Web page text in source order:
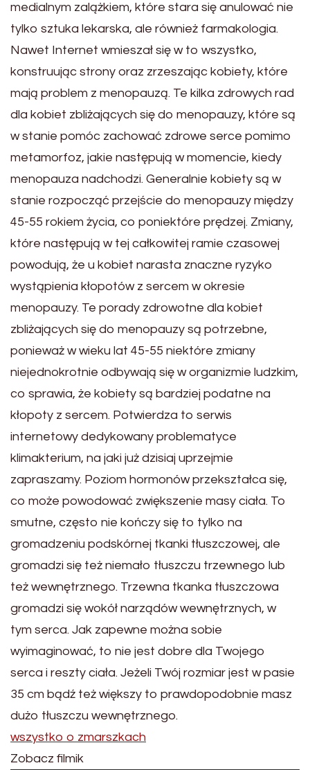
medialnym zalążkiem, które stara się anulować nie
tylko sztuka lekarska, ale również farmakologia.
Nawet Internet wmieszał się w to wszystko,
konstruując strony oraz zrzeszając kobiety, które
mają problem z menopauzą. Te kilka zdrowych rad
dla kobiet zbliżających się do menopauzy, które są
w stanie pomóc zachować zdrowe serce pomimo
metamorfoz, jakie następują w momencie, kiedy
menopauza nadchodzi. Generalnie kobiety są w
stanie rozpocząć przejście do menopauzy między
45-55 rokiem życia, co poniektóre prędzej. Zmiany,
które następują w tej całkowitej ramie czasowej
powodują, że u kobiet narasta znaczne ryzyko
wystąpienia kłopotów z sercem w okresie
menopauzy. Te porady zdrowotne dla kobiet
zbliżających się do menopauzy są potrzebne,
ponieważ w wieku lat 45-55 niektóre zmiany
niejednokrotnie odbywają się w organizmie ludzkim,
co sprawia, że kobiety są bardziej podatne na
kłopoty z sercem. Potwierdza to serwis
internetowy dedykowany problematyce
klimakterium, na jaki już dzisiaj uprzejmie
zapraszamy. Poziom hormonów przekształca się,
co może powodować zwiększenie masy ciała. To
smutne, często nie kończy się to tylko na
gromadzeniu podskórnej tkanki tłuszczowej, ale
gromadzi się też niemało tłuszczu trzewnego lub
też wewnętrznego. Trzewna tkanka tłuszczowa
gromadzi się wokół narządów wewnętrznych, w
tym serca. Jak zapewne można sobie
wyimaginować, to nie jest dobre dla Twojego
serca i reszty ciała. Jeżeli Twój rozmiar jest w pasie
35 cm bądź też większy to prawdopodobnie masz
dużo tłuszczu wewnętrznego.
wszystko o zmarszkach
Zobacz filmik